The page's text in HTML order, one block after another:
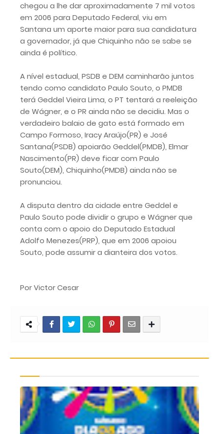
chegou a lhe dar aproximadamente 7 mil votos
em 2006 para Deputado Federal, viu em
Santana um aporte maior para sua candidatura
a governador, já que Chiquinho não se sabe se
ainda é político.
A nível estadual, PSDB e DEM caminharão juntos
tendo como candidato Paulo Souto, o PMDB
terá Geddel Vieira Lima, o PT tentará a reeleição
de Wágner, e o PR ainda não se decidiu. Mas o
verdadeiro balaio de gato está formado em
Campo Formoso, Iracy Araújo(PR) e José
Santana(PSDB) apoiarão Geddel(PMDB), Elmar
Nascimento(PR) deve ficar com Paulo
Souto(DEM), Chiquinho(PMDB) ainda não se
pronunciou.
A disputa dentro da cidade entre Geddel e
Paulo Souto pode dividir o grupo e Wágner que
conta com o apoio do Deputado Estadual
Adolfo Menezes(PRP), que em 2006 apoiou
Souto, pode assumir a dianteira dos votos.
Por Victor Cesar